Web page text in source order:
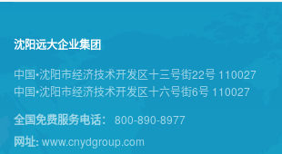
沈阳远大企业集团
中国•沈阳市经济技术开发区十三号街22号 110027
中国•沈阳市经济技术开发区十六号街6号 110027
全国免费服务电话： 800-890-8977
网址: www.cnydgroup.com